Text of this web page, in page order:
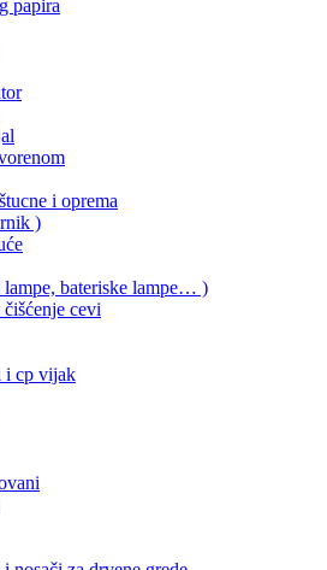
papira
i oprema
)
lampe, bateriske lampe… )
čišćenje cevi
i cp vijak